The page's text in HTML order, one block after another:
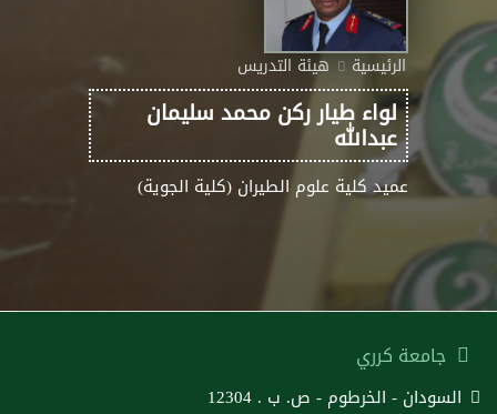
الرئيسية هيئة التدريس
لواء طيار ركن محمد سليمان
عبدالله
عميد كلية علوم الطيران (كلية الجوية)
جامعة كرري
السودان - الخرطوم - ص. ب . 12304